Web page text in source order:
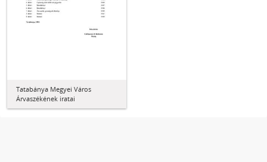
Tatabánya Megyei Város
Árvaszékének iratai